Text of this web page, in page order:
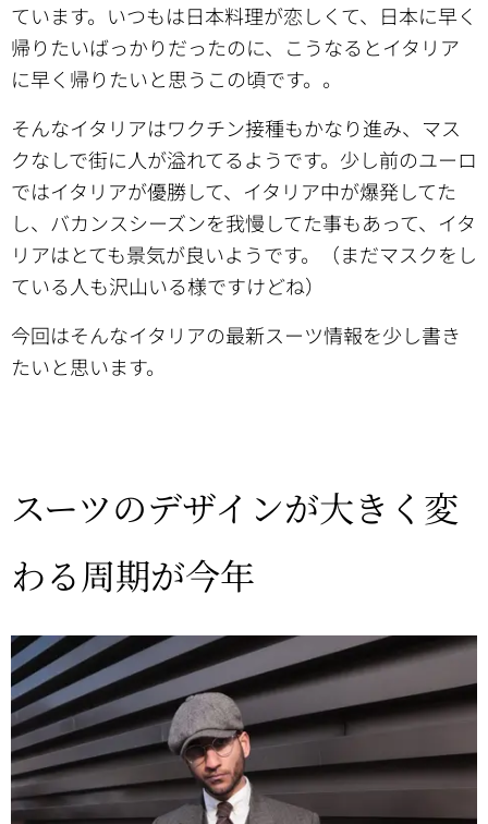
ています。いつもは日本料理が恋しくて、日本に早く
帰りたいばっかりだったのに、こうなるとイタリア
に早く帰りたいと思うこの頃です。。
そんなイタリアはワクチン接種もかなり進み、マス
クなしで街に人が溢れてるようです。少し前のユーロ
ではイタリアが優勝して、イタリア中が爆発してた
し、バカンスシーズンを我慢してた事もあって、イタ
リアはとても景気が良いようです。（まだマスクをし
ている人も沢山いる様ですけどね）
今回はそんなイタリアの最新スーツ情報を少し書き
たいと思います。
スーツのデザインが大きく変
わる周期が今年